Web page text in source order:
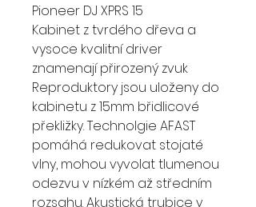
Pioneer DJ XPRS 15
Kabinet z tvrdého dřeva a
vysoce kvalitní driver
znamenají přirozený zvuk
Reproduktory jsou uloženy do
kabinetu z 15mm břidlicové
překližky. Technolgie AFAST
pomáhá redukovat stojaté
vlny, mohou vyvolat tlumenou
odezvu v nízkém až středním
rozsahu. Akustická trubice v